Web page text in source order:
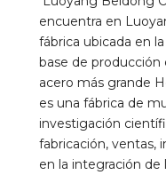
encuentra en
fábrica ubicada en la
base de
acero más grande
es una fábrica de
investigación
fabricación, ventas,
en la integración de